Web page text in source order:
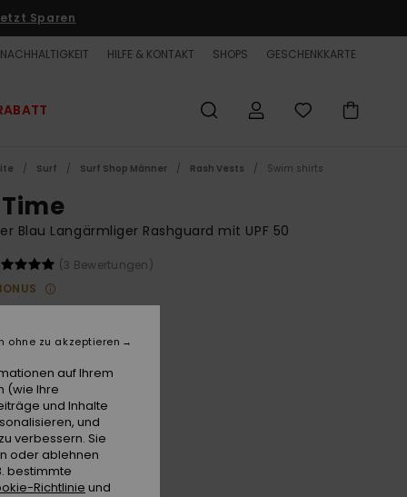
Sparen
NACHHALTIGKEIT HILFE & KONTAKT SHOPS GESCHENKKARTE
Surf Surf Shop Männer Rash Vests Swim shirts
Blau Langärmliger Rashguard mit UPF 50
(3 Bewertungen)
€
Navy Blazer Heather
auf Ihrem
(wie Ihre
und Inhalte
und
verbessern. Sie
oder ablehnen
bestimmte
Richtlinie und
ohne zu akzeptieren